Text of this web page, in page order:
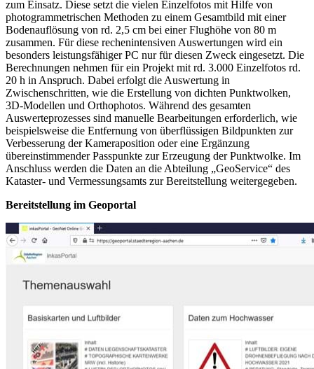
zum Einsatz. Diese setzt die vielen Einzelfotos mit Hilfe von
photogrammetrischen Methoden zu einem Gesamtbild mit einer
Bodenauflösung von rd. 2,5 cm bei einer Flughöhe von 80 m
zusammen. Für diese rechenintensiven Auswertungen wird ein
besonders leistungsfähiger PC nur für diesen Zweck eingesetzt. Die
Berechnungen nehmen für ein Projekt mit rd. 3.000 Einzelfotos rd.
20 h in Anspruch. Dabei erfolgt die Auswertung in
Zwischenschritten, wie die Erstellung von dichten Punktwolken,
3D-Modellen und Orthophotos. Während des gesamten
Auswerteprozesses sind manuelle Bearbeitungen erforderlich, wie
beispielsweise die Entfernung von überflüssigen Bildpunkten zur
Verbesserung der Kameraposition oder eine Ergänzung
übereinstimmender Passpunkte zur Erzeugung der Punktwolke. Im
Anschluss werden die Daten an die Abteilung „GeoService“ des
Kataster- und Vermessungsamts zur Bereitstellung weitergegeben.
Bereitstellung im Geoportal